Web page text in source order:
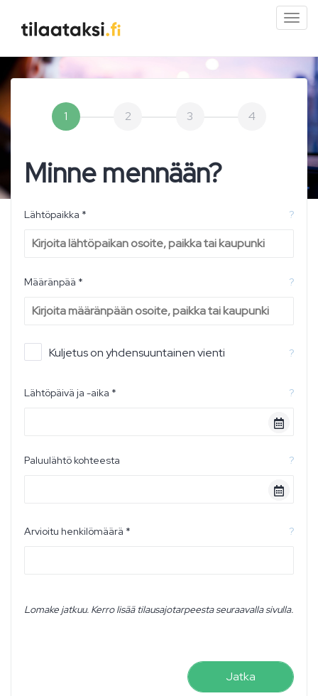
1 2 3 4
Minne mennään?
Lähtöpaikka * ?
Määränpää * ?
Kuljetus on yhdensuuntainen vienti ?
Lähtöpäivä ja -aika * ?
Paluulähtö kohteesta ?
Arvioitu henkilömäärä * ?
Lomake jatkuu. Kerro lisää tilausajotarpeesta seuraavalla sivulla.
Jatka